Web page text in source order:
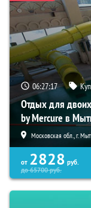
06:27:16
Отдых для
by Mercure в
Московская обл., г.
от 2828 руб.
до65700руб.